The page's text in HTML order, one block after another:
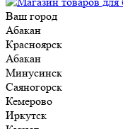
Ваш город
Абакан
Красноярск
Абакан
Минусинск
Саяногорск
Кемерово
Иркутск